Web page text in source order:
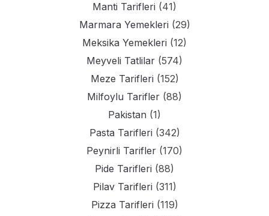
Manti Tarifleri (41)
Marmara Yemekleri (29)
Meksika Yemekleri (12)
Meyveli Tatlilar (574)
Meze Tarifleri (152)
Milfoylu Tarifler (88)
Pakistan (1)
Pasta Tarifleri (342)
Peynirli Tarifler (170)
Pide Tarifleri (88)
Pilav Tarifleri (311)
Pizza Tarifleri (119)